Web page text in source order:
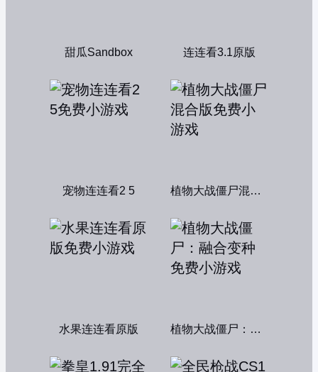
甜瓜Sandbox 连连看3.1原版
宠物连连看2 5 植物大战僵尸混合版
水果连连看原版 植物大战僵尸：融合变种